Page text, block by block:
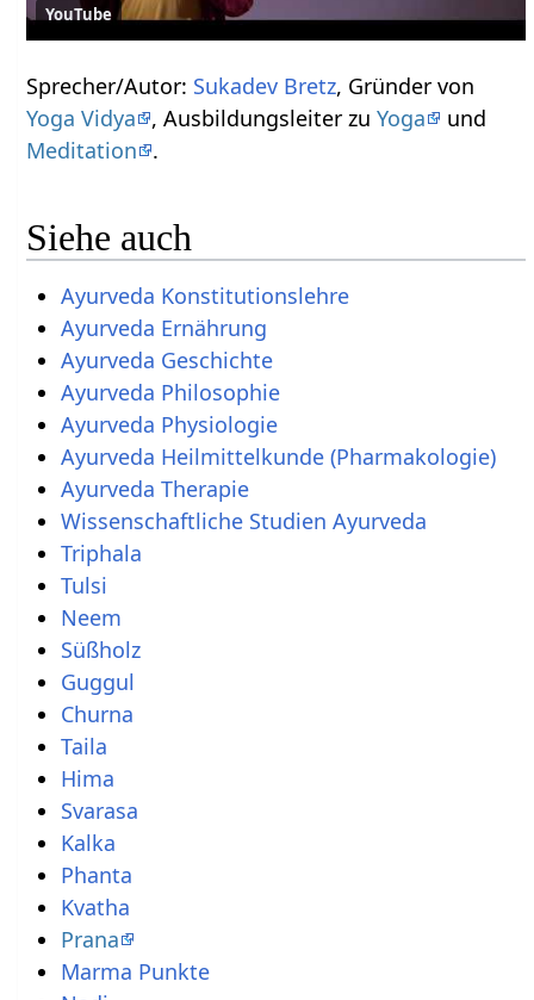
YouTube
Sprecher/Autor: Sukadev Bretz, Gründer von
Yoga Vidya
, Ausbildungsleiter zuYoga
und
Meditation
.
Siehe auch
Ayurveda Konstitutionslehre
Ayurveda Ernährung
Ayurveda Geschichte
Ayurveda Philosophie
Ayurveda Physiologie
Ayurveda Heilmittelkunde (Pharmakologie)
Ayurveda Therapie
Wissenschaftliche Studien Ayurveda
Triphala
Tulsi
Neem
Süßholz
Guggul
Churna
Taila
Hima
Svarasa
Kalka
Phanta
Kvatha
Prana
Marma Punkte